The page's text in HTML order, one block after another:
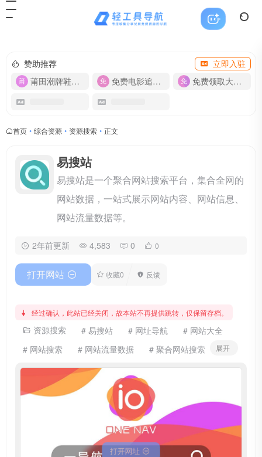
赞助推荐
立即入驻
莆田潮牌鞋服-货源
免费电影追剧APP 免费领取大流量卡【500G】
首页 • 综合资源 • 资源搜索 • 正文
打开网址
易搜站
易搜站是一个聚合网站搜索平台，集合全网的
网站数据，一站式展示网站内容、网站信息、
网站流量数据等。
2年前更新 4,583 0 0
打开网站 收藏0 反馈
经过确认，此站已经关闭，故本站不再提供跳转，仅保留存档。
资源搜索 # 易搜站 # 网址导航
# 网站大全
# 网站搜索
# 网站流量数据
# 聚合网站搜索
# 行业网站
展开